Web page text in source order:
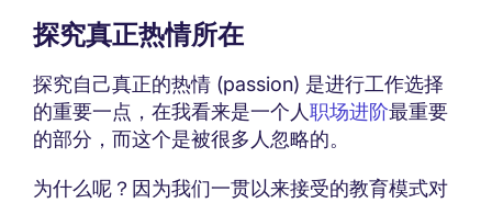
探究真正热情所在
探究自己真正的热情 (passion) 是进行工作选择
的重要一点，在我看来是一个人职场进阶最重要
的部分，而这个是被很多人忽略的。
为什么呢？因为我们一贯以来接受的教育模式对